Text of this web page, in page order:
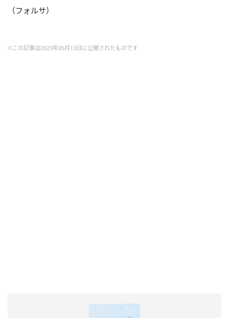
（フォルサ）
※この記事は2023年05月13日に公開されたものです